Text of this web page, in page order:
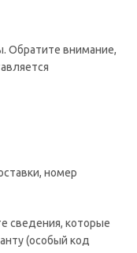
Обратите внимание,
номер
сведения, которые
(особый код